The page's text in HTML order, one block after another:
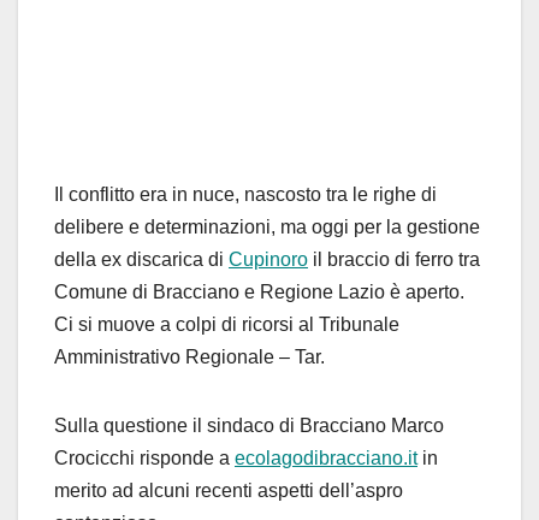
Il conflitto era in nuce, nascosto tra le righe di
delibere e determinazioni, ma oggi per la gestione
della ex discarica di Cupinoro il braccio di ferro tra
Comune di Bracciano e Regione Lazio è aperto.
Ci si muove a colpi di ricorsi al Tribunale
Amministrativo Regionale – Tar.
Sulla questione il sindaco di Bracciano Marco
Crocicchi risponde a ecolagodibracciano.itin
merito ad alcuni recenti aspetti dell’aspro